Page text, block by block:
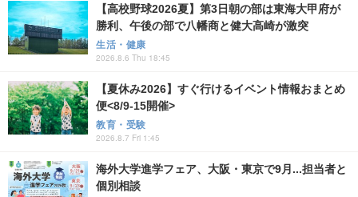
【高校野球2026夏】第3日朝の部は東海大甲府が
勝利、午後の部で八幡商と健大高崎が激突
生活・健康
2026.8.6 Thu 18:45
【夏休み2026】すぐ行けるイベント情報おまとめ
便<8/9-15開催>
教育・受験
2026.8.7 Fri 1:45
海外大学進学フェア、大阪・東京で9月...担当者と
個別相談